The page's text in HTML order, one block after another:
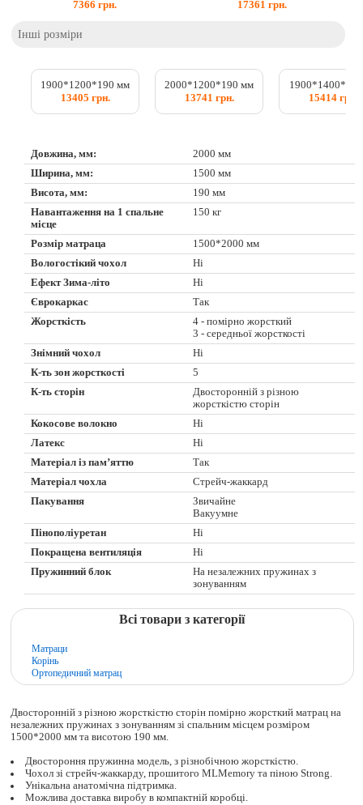
7366 грн. 17361 грн.
Інші розміри
1900*1200*190 мм
13405 грн.
2000*1200*190 мм
13741 грн.
15414 грн.
Довжина, мм:
2000 мм
Ширина, мм:
1500 мм
Висота, мм:
190 мм
Навантаження на 1 спальне
місце
150 кг
Розмір матраца
1500*2000 мм
Вологостікий чохол
Ні
Ефект Зима-літо
Ні
Єврокаркас
Так
Жорсткість
4 - помірно жорсткий
3 - середньої жорсткості
Знімний чохол
Ні
К-ть зон жорсткості
5
К-ть сторін
Двосторонній з різною
жорсткістю сторін
Кокосове волокно
Ні
Латекс
Ні
Матеріал із пам’яттю
Так
Матеріал чохла
Стрейч-жаккард
Пакування
Звичайне
Вакуумне
Пінополіуретан
Ні
Покращена вентиляція
Ні
Пружинний блок
На незалежних пружинах з
зонуванням
Всі товари з категорії
Матраци
Корінь
Ортопедичний матрац
Двосторонній з різною жорсткістю сторін помірно жорсткий матрац на
незалежних пружинах з зонуванням зі спальним місцем розміром
1500*2000 мм та висотою 190 мм.
Двостороння пружинна модель, з різнобічною жорсткістю.
Чохол зі стрейч-жаккарду, прошитого MLMemory та піною Strong.
Унікальна анатомічна підтримка.
Можлива доставка виробу в компактній коробці.